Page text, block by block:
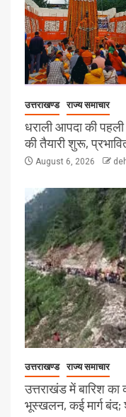
उत्तराखण्ड राज्य समाचार
धराली आपदा की पहली
की तैयारी शुरू,
August 6, 2026
उत्तराखण्ड राज्य समाचार
उत्तराखंड में बारिश
भूस्खलन, कई मार्ग बंद;